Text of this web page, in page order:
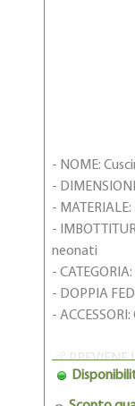
- NOME:
-
-
-
neonati
-
- DOPPIA
-
👶 PREVIENE
DELLA
100% Bio